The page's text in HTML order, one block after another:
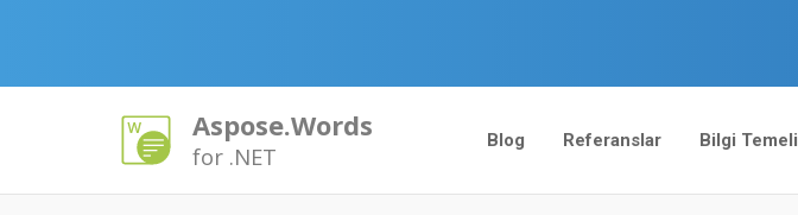
Aspose.Words
for .NET
Blog Referanslar Bilgi Temeli